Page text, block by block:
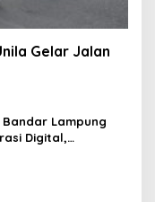
Gelar Jalan
Bandar Lampung
Digital,
Sosial